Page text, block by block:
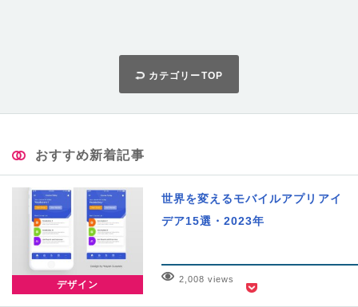
カテゴリーTOP
おすすめ新着記事
デザイン
世界を変えるモバイルアプリアイ
デア15選・2023年
2,008 views